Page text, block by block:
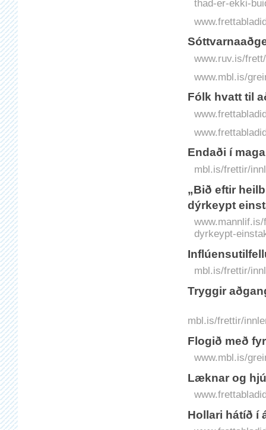
thad-er-ekki-
www.ruv.is/
www.mbl.is/
Fólk hvatt til
Endaði í
mbl.is/frettir/
„Bið eftir
dýrkeypt
dyrkeypt-
mbl.is/frettir/
Tryggir
mbl.is/frettir/
Flogið með
www.mbl.is/
Læknar og
Hollari há­tíð í